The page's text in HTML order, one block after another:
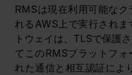
RMSは現在利用可能な
れるAWS上で実行され
トウェイは、TLSで保護
てこのRMSプラットフォ
れた通信と相互認証によ